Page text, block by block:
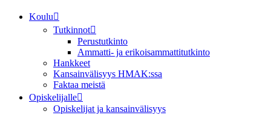
Koulu
Tutkinnot
Perustutkinto
Ammatti- ja erikoisammattitutkinto
Hankkeet
Kansainvälisyys HMAK:ssa
Faktaa meistä
Opiskelijalle
Opiskelijat ja kansainvälisyys